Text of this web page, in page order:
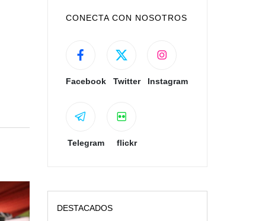
CONECTA CON NOSOTROS
Facebook Twitter Instagram
Telegram flickr
DESTACADOS